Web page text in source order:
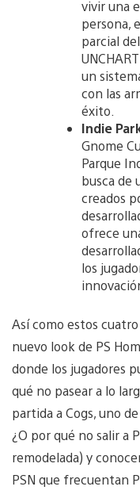
vivir una
persona,
parcial
un
con las
éxito.
Indie
Gnome
Parque
busca de
creados
ofrece
los
Así como estos
nuevo look de PS
donde los jugadores
qué no pasear a lo
partida a Cogs, uno
¿O por qué no salir a
remodelada) y
PSN que frecuentan